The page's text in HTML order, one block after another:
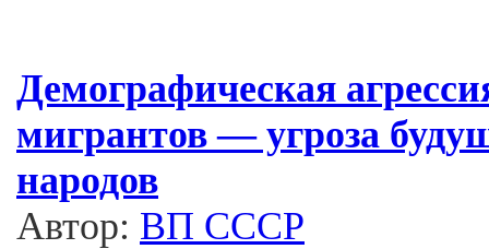
Демографическая
мигрантов — угроза
народов
Автор: ВП СССР